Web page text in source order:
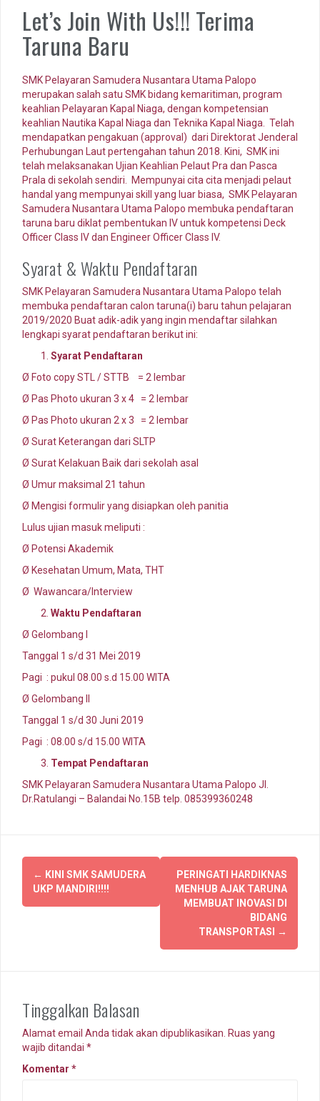
Let’s Join With Us!!! Terima
Taruna Baru
SMK Pelayaran Samudera Nusantara Utama Palopo
merupakan salah satu SMK bidang kemaritiman, program
keahlian Pelayaran Kapal Niaga, dengan kompetensian
keahlian Nautika Kapal Niaga dan Teknika Kapal Niaga. Telah
mendapatkan pengakuan (approval) dari Direktorat Jenderal
Perhubungan Laut pertengahan tahun 2018. Kini, SMK ini
telah melaksanakan Ujian Keahlian Pelaut Pra dan Pasca
Prala di sekolah sendiri. Mempunyai cita cita menjadi pelaut
handal yang mempunyai skill yang luar biasa, SMK Pelayaran
Samudera Nusantara Utama Palopo membuka pendaftaran
taruna baru diklat pembentukan IV untuk kompetensi Deck
Officer Class IV dan Engineer Officer Class IV.
Syarat & Waktu Pendaftaran
SMK Pelayaran Samudera Nusantara Utama Palopo telah
membuka pendaftaran calon taruna(i) baru tahun pelajaran
2019/2020 Buat adik-adik yang ingin mendaftar silahkan
lengkapi syarat pendaftaran berikut ini:
Syarat Pendaftaran
Ø Foto copy STL / STTB = 2 lembar
Ø Pas Photo ukuran 3 x 4 = 2 lembar
Ø Pas Photo ukuran 2 x 3 = 2 lembar
Ø Surat Keterangan dari SLTP
Ø Surat Kelakuan Baik dari sekolah asal
Ø Umur maksimal 21 tahun
Ø Mengisi formulir yang disiapkan oleh panitia
Lulus ujian masuk meliputi :
Ø Potensi Akademik
Ø Kesehatan Umum, Mata, THT
Ø Wawancara/Interview
Waktu Pendaftaran
Ø Gelombang I
Tanggal 1 s/d 31 Mei 2019
Pagi : pukul 08.00 s.d 15.00 WITA
Ø Gelombang II
Tanggal 1 s/d 30 Juni 2019
Pagi : 08.00 s/d 15.00 WITA
Tempat Pendaftaran
SMK Pelayaran Samudera Nusantara Utama Palopo Jl.
Dr.Ratulangi – Balandai No.15B telp. 085399360248
Navigasi
pos
← KINI SMK SAMUDERA
UKP MANDIRI!!!!
PERINGATI HARDIKNAS
MENHUB AJAK TARUNA
MEMBUAT INOVASI DI
BIDANG
TRANSPORTASI
→
Tinggalkan Balasan
Alamat email Anda tidak akan dipublikasikan. Ruas yang
wajib ditandai *
Komentar *